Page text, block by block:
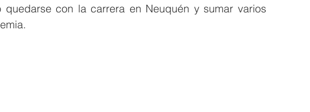
con la carrera en Neuquén y sumar varios